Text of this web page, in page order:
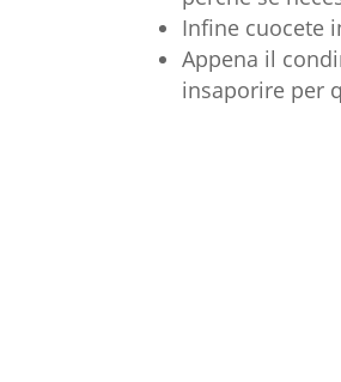
Infine cuocete
Appena il
insaporire per